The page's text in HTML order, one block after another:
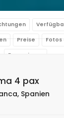
Preise Fotos
Reservieren
4 pax
Spanien